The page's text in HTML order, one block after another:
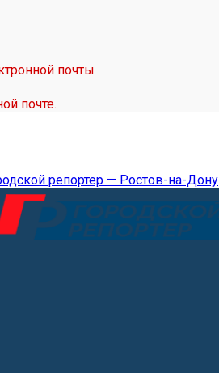
почты
почте.
репортер — Ростов-на-Дону